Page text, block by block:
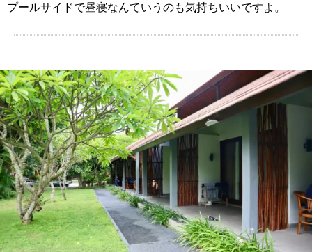
プールサイドで昼寝なんていうのも気持ちいいですよ。